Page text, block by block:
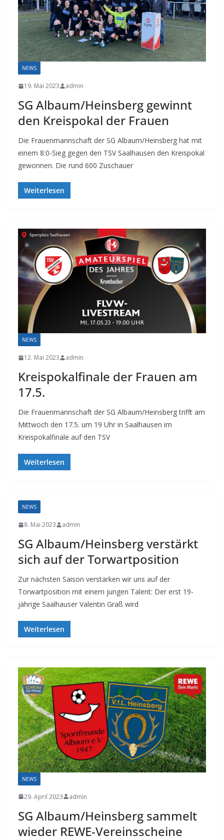
NEWS
19. Mai 2023 admin
SG Albaum/Heinsberg gewinnt
den Kreispokal der Frauen
Die Frauenmannschaft der SG Albaum/Heinsberg hat mit
einem 8:0-Sieg gegen den TSV Saalhausen den Kreispokal
gewonnen. Die rund 600 Zuschauer
Weiterlesen
NEWS
12. Mai 2023 admin
Kreispokalfinale der Frauen am
17.5.
Die Frauenmannschaft der SG Albaum/Heinsberg trifft am
Mittwoch den 17.5. um 19 Uhr in Saalhausen im
Kreispokalfinale auf den TSV
Weiterlesen
NEWS
8. Mai 2023 admin
SG Albaum/Heinsberg verstärkt
sich auf der Torwartposition
Zur nächsten Saison verstärken wir uns auf der
Torwartposition mit einem jungen Talent: Der erst 19-
jährige Saalhauser Valentin Graß wird
Weiterlesen
NEWS
29. April 2023 admin
SG Albaum/Heinsberg sammelt
wieder REWE-Vereinsscheine